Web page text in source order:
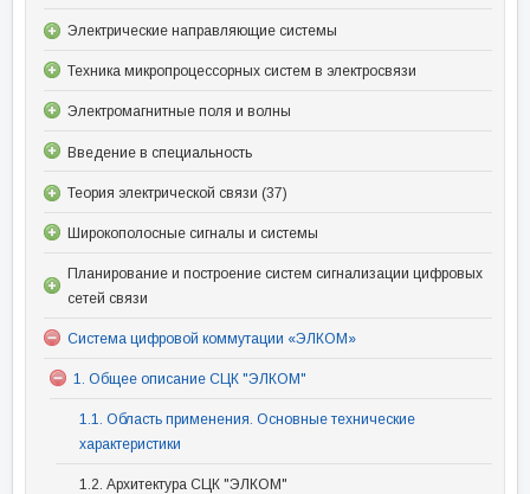
Электрические направляющие системы
Техника микропроцессорных систем в электросвязи
Электромагнитные поля и волны
Введение в специальность
Теория электрической связи (37)
Широкополосные сигналы и системы
Планирование и построение систем сигнализации цифровых
сетей связи
Система цифровой коммутации «ЭЛКОМ»
1. Общее описание СЦК "ЭЛКОМ"
1.1. Область применения. Основные технические
характеристики
1.2. Архитектура СЦК "ЭЛКОМ"